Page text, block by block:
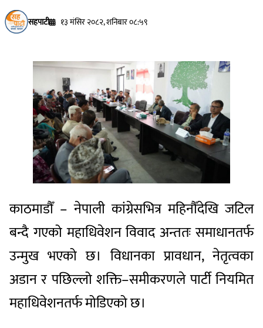
सहपाटी १३ मंसिर २०८२, शनिबार ०८:५९
काठमाडौँ – नेपाली कांग्रेसभित्र महिनौँदेखि जटिल
बन्दै गएको महाधिवेशन विवाद अन्ततः समाधानतर्फ
उन्मुख भएको छ। विधानका प्रावधान, नेतृत्वका
अडान र पछिल्लो शक्ति–समीकरणले पार्टी नियमित
महाधिवेशनतर्फ मोडिएको छ।